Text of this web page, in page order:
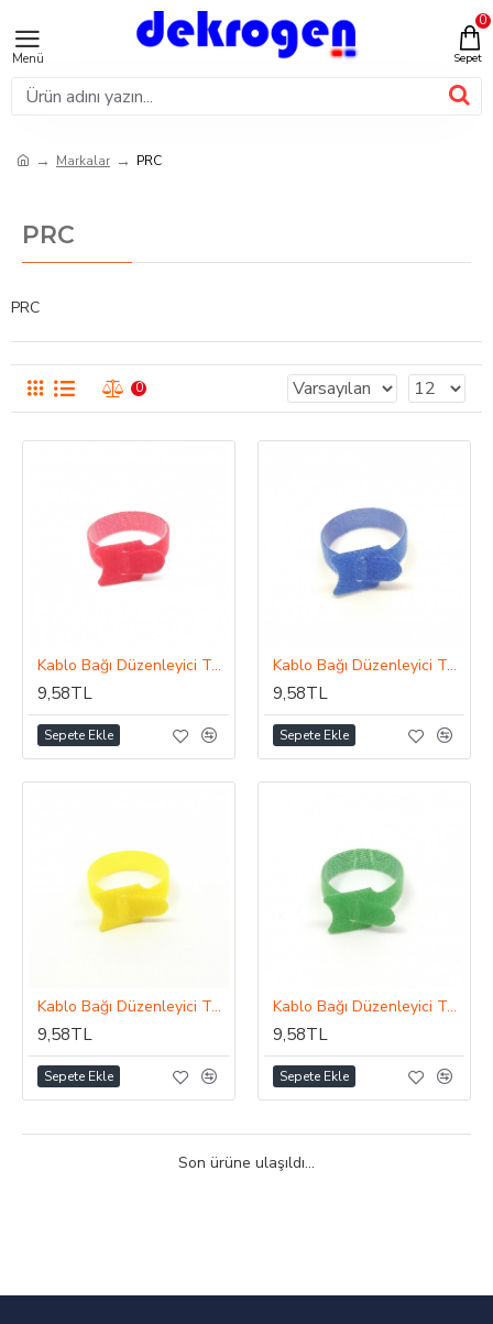
0
Markalar PRC
PRC
PRC
0
Kablo Bağı Düzenleyici Toparlayıcı Aksesuar Kırmızı 15cm
9,58TL
Sepete Ekle
Kablo Bağı Düzenleyici Toparlayıcı Aksesuar Mavi 15cm
9,58TL
Sepete Ekle
Kablo Bağı Düzenleyici Toparlayıcı Aksesuar Sarı 15cm
9,58TL
Sepete Ekle
Kablo Bağı Düzenleyici Toparlayıcı Aksesuar Yeşil 15cm
9,58TL
Sepete Ekle
Son ürüne ulaşıldı...